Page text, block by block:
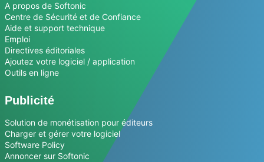
A propos de Softonic
Centre de Sécurité et de Confiance
Aide et support technique
Emploi
Directives éditoriales
Ajoutez votre logiciel / application
Outils en ligne
Publicité
Solution de monétisation pour éditeurs
Charger et gérer votre logiciel
Software Policy
Annoncer sur Softonic